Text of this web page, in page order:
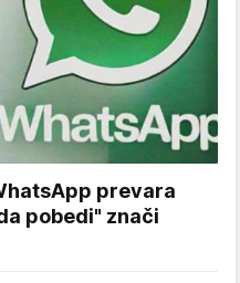
prevara
pobedi" znači